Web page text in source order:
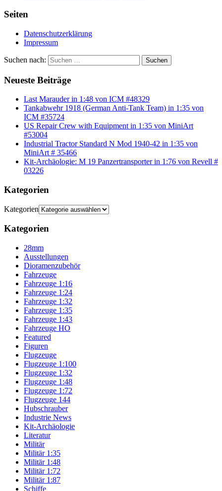
Seiten
Datenschutzerklärung
Impressum
Suchen nach: Suchen
Neueste Beiträge
Last Marauder in 1:48 von ICM #48329
Tankabwehr 1918 (German Anti-Tank Team) in 1:35 von
ICM #35724
US Repair Crew with Equipment in 1:35 von MiniArt
#53004
Industrial Tractor Standard N Mod 1940-42 in 1:35 von
MiniArt # 35466
Kit-Archäologie: M 19 Panzertransporter in 1:76 von Revell #
03226
Kategorien
Kategorien
Kategorien
28mm
Ausstellungen
Dioramenzubehör
Fahrzeuge
Fahrzeuge 1:16
Fahrzeuge 1:24
Fahrzeuge 1:32
Fahrzeuge 1:35
Fahrzeuge 1:43
Fahrzeuge HO
Featured
Figuren
Flugzeuge
Flugzeuge 1:100
Flugzeuge 1:32
Flugzeuge 1:48
Flugzeuge 1:72
Flugzeuge 144
Hubschrauber
Industrie News
Kit-Archäologie
Literatur
Militär
Militär 1:35
Militär 1:48
Militär 1:72
Militär 1:87
Schiffe